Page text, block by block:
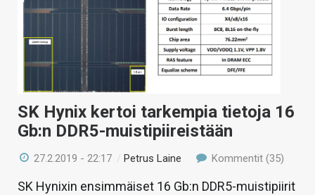
SK Hynix kertoi tarkempia tietoja 16
Gb:n DDR5-muistipiireistään
27.2.2019 - 22:17 /Petrus Laine Kommentit (35)
SK Hynixin ensimmäiset 16 Gb:n DDR5-muistipiirit